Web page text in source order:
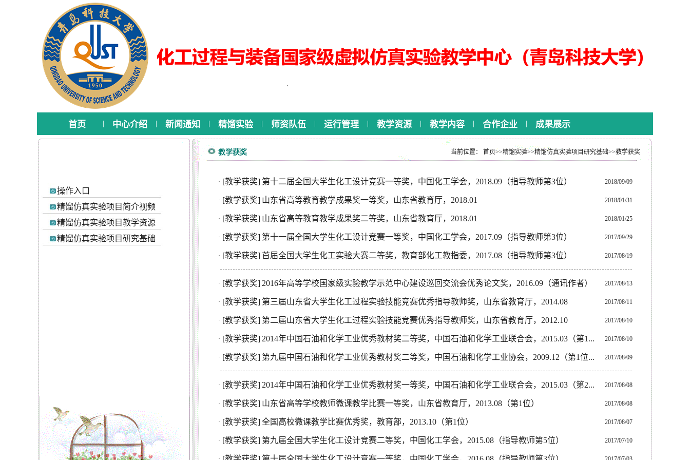
首页 | 中心介绍 | 新闻通知 | 精馏实验 | 师资队伍 | 运行管理 | 教学资源 | 教学内容 | 合作企业 | 成果展示
操作入口
精馏仿真实验项目简介视频
精馏仿真实验项目教学资源
精馏仿真实验项目研究基础
教学获奖 当前位置： 首页>>精馏实验>>精馏仿真实验项目研究基础>>教学获奖
· [教学获奖] 第十二届全国大学生化工设计竞赛一等奖，中国化工学会，2018.09（指导教师第3位） 2018/09/09
· [教学获奖] 山东省高等教育教学成果奖一等奖，山东省教育厅，2018.01 2018/01/31
· [教学获奖] 山东省高等教育教学成果奖二等奖，山东省教育厅，2018.01 2018/01/25
· [教学获奖] 第十一届全国大学生化工设计竞赛一等奖，中国化工学会，2017.09（指导教师第3位） 2017/09/29
· [教学获奖]首届全国大学生化工实验大赛二等奖，教育部化工教指委，2017.08（指导教师第3位） 2017/08/19
· [教学获奖] 2016年高等学校国家级实验教学示范中心建设巡回交流会优秀论文奖，2016.09（通讯作者） 2017/08/13
· [教学获奖] 第三届山东省大学生化工过程实验技能竞赛优秀指导教师奖，山东省教育厅，2014.08 2017/08/11
· [教学获奖] 第二届山东省大学生化工过程实验技能竞赛优秀指导教师奖，山东省教育厅，2012.10 2017/08/10
· [教学获奖] 2014年中国石油和化学工业优秀教材奖二等奖，中国石油和化学工业联合会，2015.03（第1... 2017/08/10
· [教学获奖] 第九届中国石油和化学工业优秀教材奖二等奖，中国石油和化学工业协会，2009.12（第1位... 2017/08/09
· [教学获奖] 2014年中国石油和化学工业优秀教材奖一等奖，中国石油和化学工业联合会，2015.03（第2... 2017/08/08
· [教学获奖] 山东省高等学校教师微课教学比赛一等奖，山东省教育厅，2013.08（第1位） 2017/08/08
· [教学获奖]全国高校微课教学比赛优秀奖，教育部，2013.10（第1位） 2017/08/07
· [教学获奖] 第九届全国大学生化工设计竞赛二等奖，中国化工学会，2015.08（指导教师第5位） 2017/07/10